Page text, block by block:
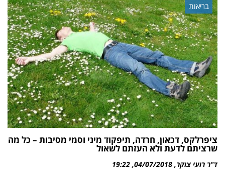
בריאות
ציפרלקס, דכאון, חרדה, תיפקוד מיני וסמי מסיבות – כל מה
שרציתם לדעת ולא העזתם לשאול
ד"ר רועי צוקר 04/07/2018
19:22